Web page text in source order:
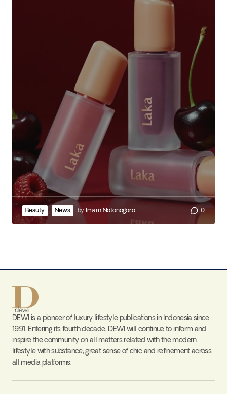
Beauty News by Imam Notonogoro 0
DEWI is a pioneer of luxury lifestyle publications in Indonesia since
1991. Entering its fourth decade, DEWI will continue to inform and
inspire the community on all matters related with the modern
lifestyle with substance, great sense of chic and refinement across
all media platforms.